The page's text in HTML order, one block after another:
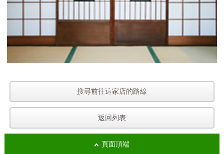
搜尋前往這家店的路線
返回列表
頁面頂端